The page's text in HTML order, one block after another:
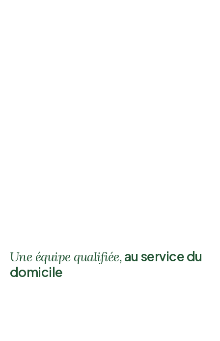
Une équipe qualifiée,au service du
domicile